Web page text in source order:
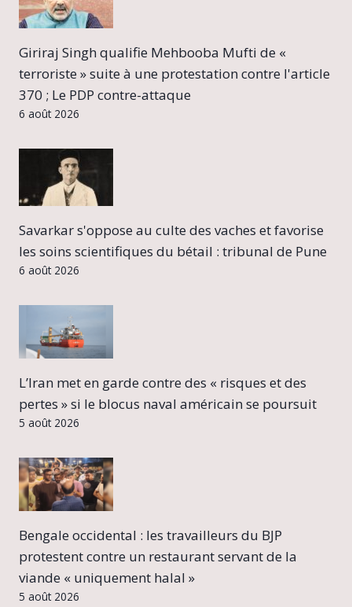
Giriraj Singh qualifie Mehbooba Mufti de «
terroriste » suite à une protestation contre l'article
370 ; Le PDP contre-attaque
6 août 2026
Savarkar s'oppose au culte des vaches et favorise
les soins scientifiques du bétail : tribunal de Pune
6 août 2026
L’Iran met en garde contre des « risques et des
pertes » si le blocus naval américain se poursuit
5 août 2026
Bengale occidental : les travailleurs du BJP
protestent contre un restaurant servant de la
viande « uniquement halal »
5 août 2026